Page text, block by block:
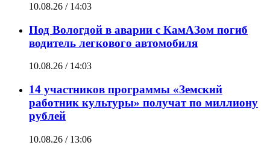
10.08.26 / 14:03
Под Вологдой в аварии с КамАЗом погиб
водитель легкового автомобиля
10.08.26 / 14:03
14 участников программы «Земский
работник культуры» получат по миллиону
рублей
10.08.26 / 13:06